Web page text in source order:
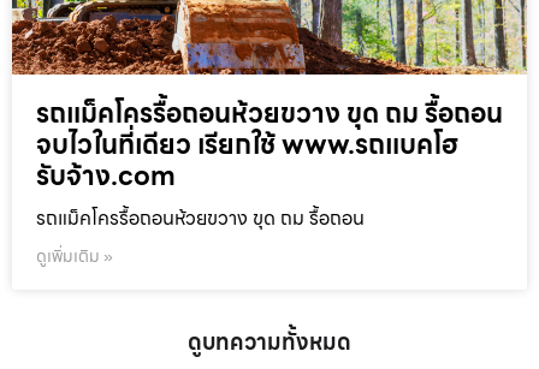
รถแม็คโครรื้อถอนห้วยขวาง ขุด ถม รื้อถอน
จบไวในที่เดียว เรียกใช้ www.รถแบคโฮ
รับจ้าง.com
รถแม็คโครรื้อถอนห้วยขวาง ขุด ถม รื้อถอน
ดูเพิ่มเติม »
ดูบทความทั้งหมด